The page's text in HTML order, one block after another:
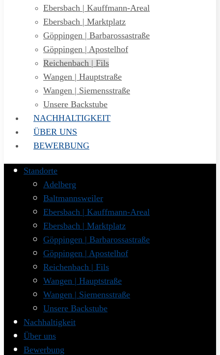
Ebersbach | Kauffmann-Areal
Ebersbach | Marktplatz
Göppingen | Barbarossastraße
Göppingen | Apostelhof
Reichenbach | Fils
Wangen | Hauptstraße
Wangen | Siemensstraße
Unsere Backstube
NACHHALTIGKEIT
ÜBER UNS
BEWERBUNG
Standorte
Adelberg
Baltmannsweiler
Ebersbach | Kauffmann-Areal
Ebersbach | Marktplatz
Göppingen | Barbarossastraße
Göppingen | Apostelhof
Reichenbach | Fils
Wangen | Hauptstraße
Wangen | Siemensstraße
Unsere Backstube
Nachhaltigkeit
Über uns
Bewerbung